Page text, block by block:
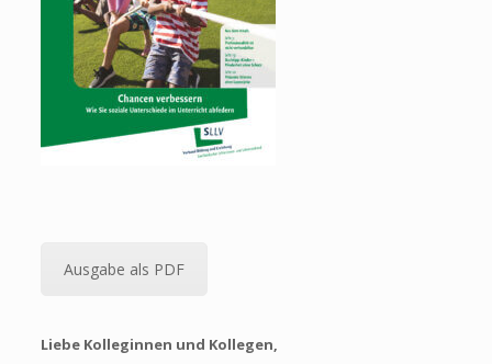
Ausgabe als PDF
Liebe Kolleginnen und Kollegen,